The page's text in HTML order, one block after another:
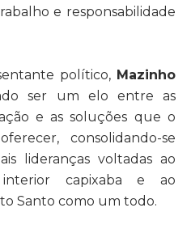
e responsabilidade
político, Mazinho
ser um elo entre as
e as soluções que o
consolidando-se
lideranças voltadas ao
capixaba e ao
Santo como um todo.